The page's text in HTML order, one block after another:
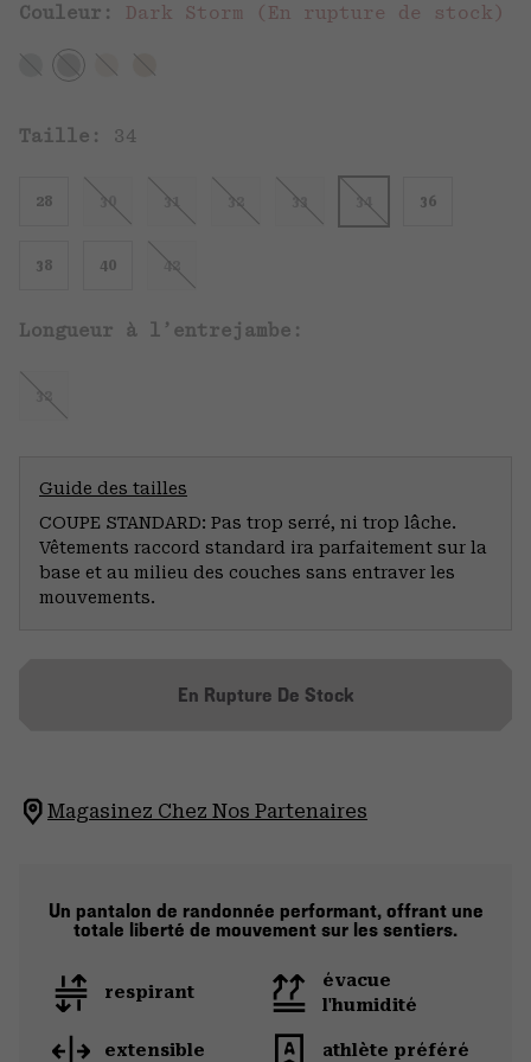
Couleur: Dark Storm (En rupture de stock)
Taille: 34
28 30 31 32 33 34 36
38 40 42
Longueur à l’entrejambe:
32
Guide des tailles
COUPE STANDARD: Pas trop serré, ni trop lâche.
Vêtements raccord standard ira parfaitement sur la
base et au milieu des couches sans entraver les
mouvements.
En Rupture De Stock
Magasinez Chez Nos Partenaires
Un pantalon de randonnée performant, offrant une
totale liberté de mouvement sur les sentiers.
respirant
évacue
l'humidité
extensible athlète préféré